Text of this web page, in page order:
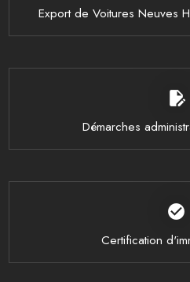
Export de Voitures Neuves
edit_document
Démarches
check_circle
Certification